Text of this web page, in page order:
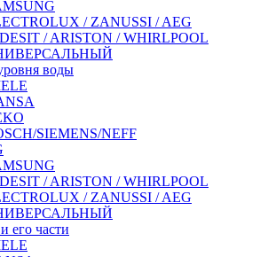
/ ZANUSSI / AEG
/ ARISTON / WHIRLPOOL
воды
SIEMENS/NEFF
/ ARISTON / WHIRLPOOL
/ ZANUSSI / AEG
его части